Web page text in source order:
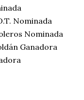
Nominada
Nominada
Ganadora